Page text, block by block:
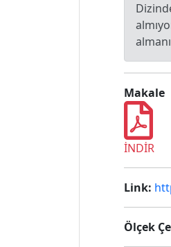
Makale
İNDİR
Link:
Ölçek